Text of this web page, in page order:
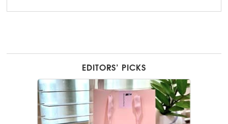
EDITORS’ PICKS